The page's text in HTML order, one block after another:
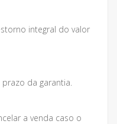
integral do valor
da garantia.
a venda caso o